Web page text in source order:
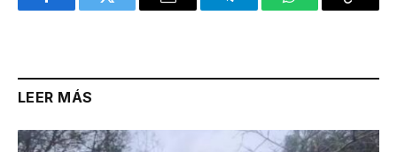
FacebookTwitter Email TelegramWhatsAppCopy
LEER MÁS